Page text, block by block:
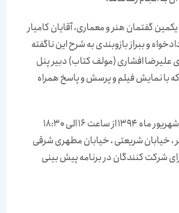
گفتمان هنر و معماری، آقایان کامیار
و ببراز بازوبندی به شرح این ناگفته
علیرضا افشاری (مولف کتاب) دبیر پنل
با نمایش فیلم و پرسش و پاسخ همراه
خیابان شریعتی ، خیابان مطهری شرقی
شرکت کنندگان در برنامه پیش بینی